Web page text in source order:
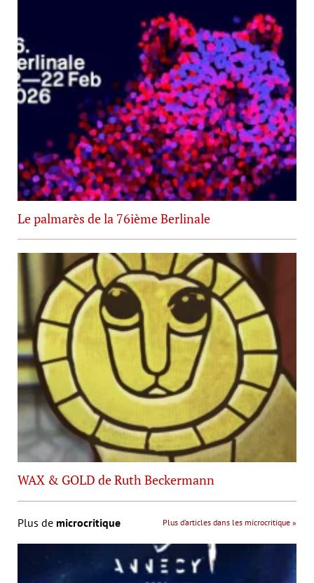
Le palmarès de la 76ième Berlinale
WAX & GOLD de Ruth Beckermann
Plus de microcritique Plus d’articles dans les microcritique »